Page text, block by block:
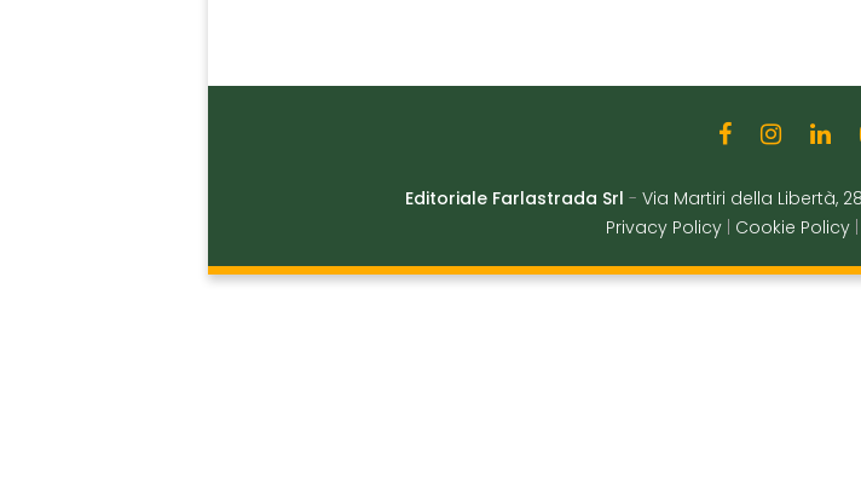
Editoriale Farlastrada Srl - Via Martiri della Libertà, 28
Privacy Policy
Cookie Policy